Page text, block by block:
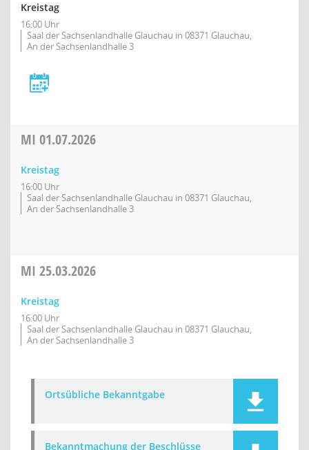
Kreistag
16:00 Uhr
Saal der Sachsenlandhalle Glauchau in 08371 Glauchau,
An der Sachsenlandhalle 3
MI 01.07.2026
Kreistag
16:00 Uhr
Saal der Sachsenlandhalle Glauchau in 08371 Glauchau,
An der Sachsenlandhalle 3
MI 25.03.2026
Kreistag
16:00 Uhr
Saal der Sachsenlandhalle Glauchau in 08371 Glauchau,
An der Sachsenlandhalle 3
Ortsübliche Bekanntgabe
Bekanntmachung der Beschlüsse